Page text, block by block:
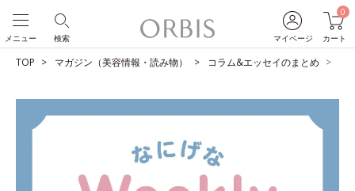
マイページ
0
カート
検索
メニュー
TOP マガジン（美容情報・読み物） コラム&エッセイのまとめ